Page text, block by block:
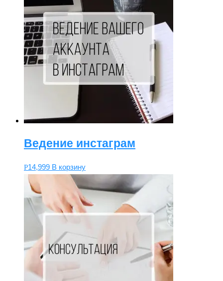
Ведение инстаграм
Р14,999 В корзину